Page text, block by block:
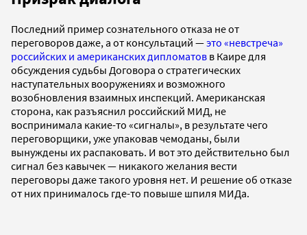
Последний пример сознательного отказа не от
переговоров даже, а от консультаций —это «невстреча»
российских и американских дипломатов в Каире для
обсуждения судьбы Договора о стратегических
наступательных вооружениях и возможного
возобновления взаимных инспекций. Американская
сторона, как разъяснил российский МИД, не
воспринимала какие-то «сигналы», в результате чего
переговорщики, уже упаковав чемоданы, были
вынуждены их распаковать. И вот это действительно был
сигнал без кавычек — никакого желания вести
переговоры даже такого уровня нет. И решение об отказе
от них принималось где-то повыше шпиля МИДа.